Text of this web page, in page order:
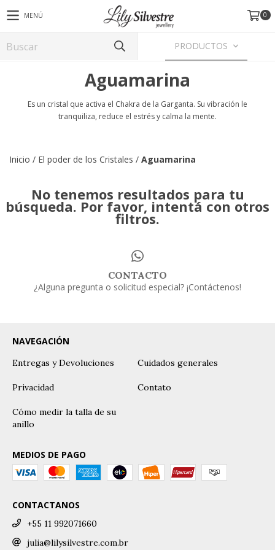
MENÚ 0
PRODUCTOS
Aguamarina
Es un cristal que activa el Chakra de la Garganta. Su vibración le
tranquiliza, reduce el estrés y calma la mente.
Inicio / El poder de los Cristales / Aguamarina
No tenemos resultados para tu
búsqueda. Por favor, intentá con otros
filtros.
CONTACTO
¿Alguna pregunta o solicitud especial? ¡Contáctenos!
NAVEGACIÓN
Entregas y Devoluciones Cuidados generales
Privacidad Contato
Cómo medir la talla de su
anillo
MEDIOS DE PAGO
CONTACTANOS
+55 11 992071660
julia@lilysilvestre.com.br